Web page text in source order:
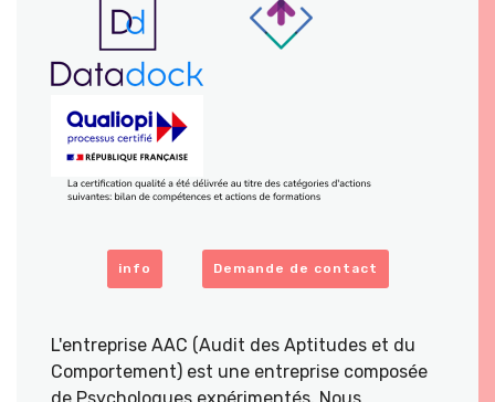
info Demande de contact
L'entreprise AAC (Audit des Aptitudes et du
Comportement) est une entreprise composée